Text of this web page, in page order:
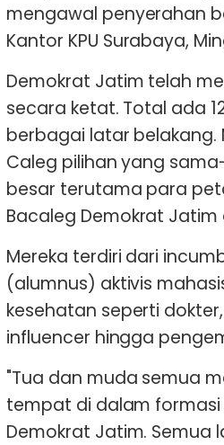
mengawal penyerahan
Kantor KPU Surabaya,
Demokrat Jatim telah
secara ketat. Total ada
berbagai latar belakang.
Caleg pilihan yang
besar terutama para
Bacaleg Demokrat Jatim
Mereka terdiri dari
(alumnus) aktivis
kesehatan seperti
influencer hingga
"Tua dan muda semua
tempat di dalam formasi
Demokrat Jatim. Semua